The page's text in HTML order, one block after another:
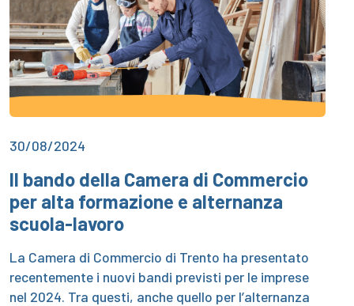
30/08/2024
Il bando della Camera di Commercio
per alta formazione e alternanza
scuola-lavoro
La Camera di Commercio di Trento ha presentato
recentemente i nuovi bandi previsti per le imprese
nel 2024. Tra questi, anche quello per l’alternanza